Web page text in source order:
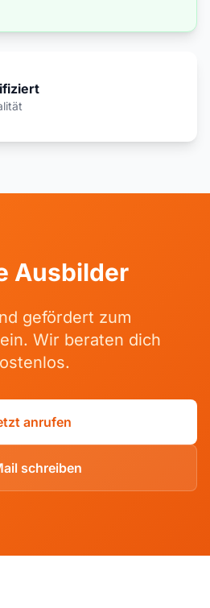
Ausbilder
gefördert zum
Wir beraten dich
anrufen
schreiben